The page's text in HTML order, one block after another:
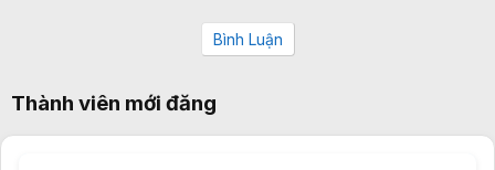
Bình Luận
Thành viên mới đăng